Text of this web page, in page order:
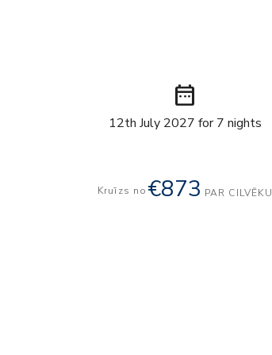
date_range
12th July 2027 for 7 nights
Kruīzs no €873 PAR CILVĒKU